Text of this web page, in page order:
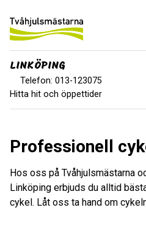
LINKÖPING
Telefon: 013-123075
Hitta hit och öppettider
Professionell
Hos oss på Tvåhjulsmästarna
Linköping erbjuds du alltid
cykel. Låt oss ta hand om